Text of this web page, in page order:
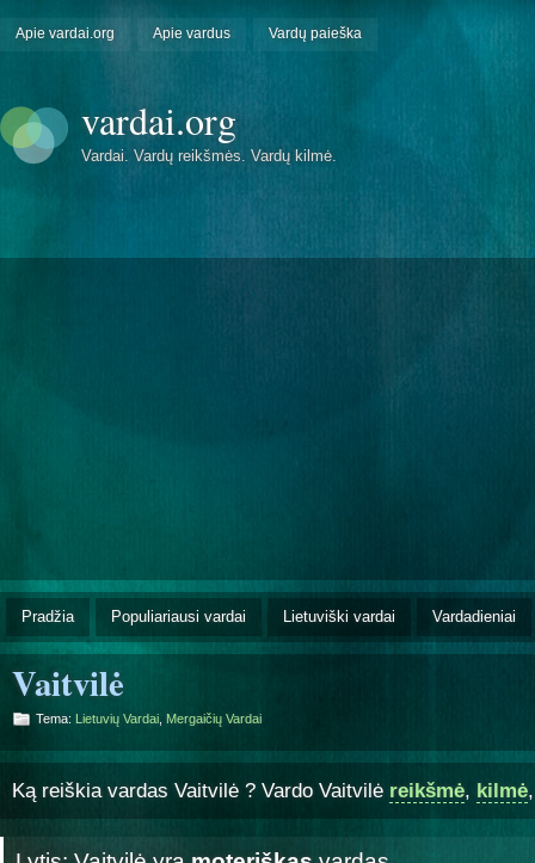
Apie vardai.org Apie vardus Vardų paieška
vardai.org
Vardai. Vardų reikšmės. Vardų kilmė.
Pradžia Populiariausi vardai Lietuviški vardai Vardadieniai
Vaitvilė
Tema: Lietuvių Vardai Mergaičių Vardai
Ką reiškia vardas Vaitvilė ? Vardo Vaitvilė reikšmė, kilmė